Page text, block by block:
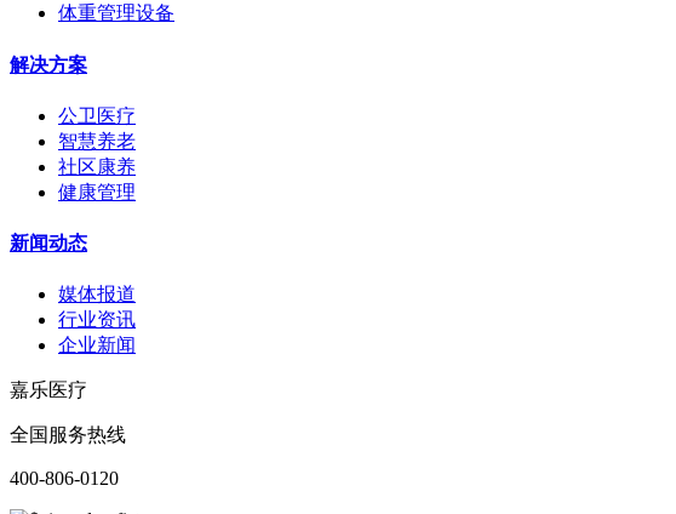
体重管理设备
解决方案
公卫医疗
智慧养老
社区康养
健康管理
新闻动态
媒体报道
行业资讯
企业新闻
嘉乐医疗
全国服务热线
400-806-0120